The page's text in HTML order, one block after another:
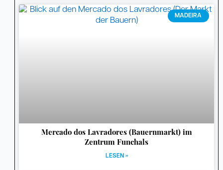
MADEIRA
Mercado dos Lavradores (Bauernmarkt) im
Zentrum Funchals
LESEN »